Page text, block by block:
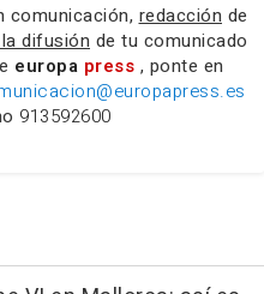
comunicación, redacción de
difusión de tu comunicado
europa press , ponte en
913592600